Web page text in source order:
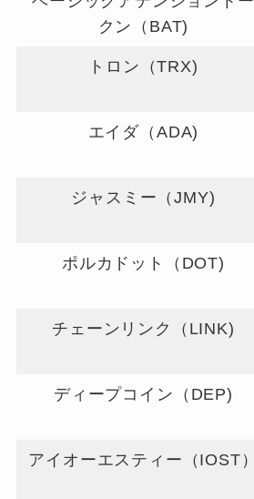
クン（BAT)
トロン（TRX)
エイダ（ADA)
ジャスミー（JMY)
ポルカドット（DOT)
チェーンリンク（LINK)
ディープコイン（DEP)
アイオーエスティー（IOST）